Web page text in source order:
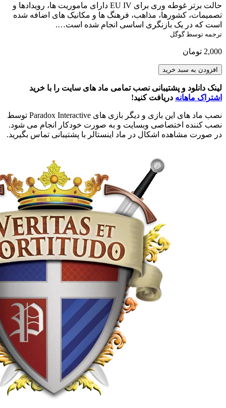
حالت برتر غوطه وری برای EU IV دارای ماموریت ها، رویدادها و
تصمیمات، کشورها، مذاهب، فرهنگ ها و مکانیک های اضافه شده
است که در یک بازنگری اساسی انجام شده است….
ترجمه توسط گوگل
2,000 تومان
Veritas
et
Fortitudo
عدد
افزودن به سبد خرید
لینک دانلود و پشتیبانی نصب تمامی ماد های سایت را با خرید
اشتراک ماهانه دریافت کنید!
نصب ماد های این بازی و دیگر بازی های Paradox Interactive توسط
نصب کننده اختصاصی وبسایت و به صورت خودکار انجام می شود.
در صورت مشاهده اشکال در ماد اینستالر با پشتیبانی تماس بگیرید.